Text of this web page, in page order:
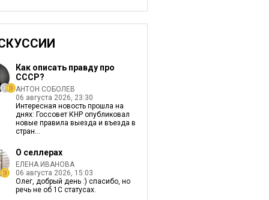
Как описать правду про
СССР?
АНТОН СОБОЛЕВ
06 августа 2026, 23:30
Интересная новость прошла на
днях: Госсовет КНР опубликовал
новые правила выезда и въезда в
стран...
О селлерах
ЕЛЕНА ИВАНОВА
06 августа 2026, 15:03
Олег, добрый день :) спасибо, но
речь не об 1С статусах.